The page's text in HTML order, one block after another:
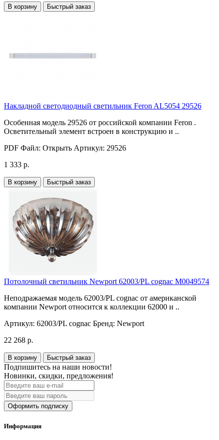
В корзину Быстрый заказ
Накладной светодиодный светильник Feron AL5054 29526
Особенная модель 29526 от российской компании Feron .
Осветительный элемент встроен в конструкцию и ..
PDF Файл: Открыть Артикул: 29526
1 333 р.
В корзину Быстрый заказ
Потолочный светильник Newport 62003/PL cognac М0049574
Неподражаемая модель 62003/PL cognac от американской
компании Newport относится к коллекции 62000 и ..
Артикул: 62003/PL cognac Бренд: Newport
22 268 р.
В корзину Быстрый заказ
Подпишитесь на наши новости!
Новинки, скидки, предложения!
Оформить подписку
Информация